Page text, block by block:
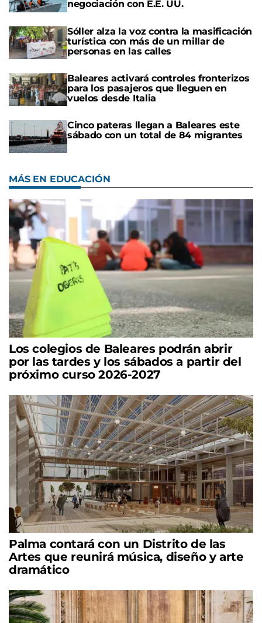
negociación con E.E. UU.
Sóller alza la voz contra la masificación
turística con más de un millar de
personas en las calles
Baleares activará controles fronterizos
para los pasajeros que lleguen en
vuelos desde Italia
Cinco pateras llegan a Baleares este
sábado con un total de 84 migrantes
MÁS EN EDUCACIÓN
Los colegios de Baleares podrán abrir
por las tardes y los sábados a partir del
próximo curso 2026-2027
Palma contará con un Distrito de las
Artes que reunirá música, diseño y arte
dramático